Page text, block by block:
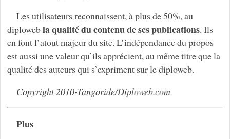
Les utilisateurs reconnaissent, à plus de 50%, au
diplowebla qualité du contenu de ses publications. Ils
en font l’atout majeur du site. L’indépendance du propos
est aussi une valeur qu’ils apprécient, au même titre que la
qualité des auteurs qui s’expriment sur le diploweb.
Copyright 2010-Tangoride/Diploweb.com
Plus